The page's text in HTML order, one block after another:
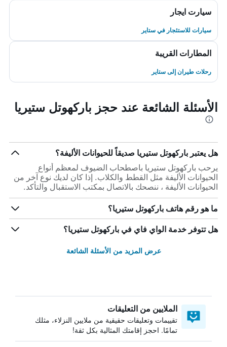
سيارت ايجار
سيارات للاستئجار في ستاير
المطارات القريبة
رحلات طيران إلى ستاير
الأسئلة الشائعة عند حجز باركهوتل ستيريا
هل يعتبر باركهوتل ستيريا صديقاً للحيوانات الأليفة؟
يرحب باركهوتل ستيريا باصطحاب الضيوف لمعظم أنواع
الحيوانات الأليفة مثل القطط والكلاب. إذا كان لديك نوع آخر من
الحيوانات الأليفة ، ننصحك بالاتصال بمكتب الاستقبال والتأكد.
ما هو رقم هاتف باركهوتل ستيريا؟
هل تتوفر خدمة الواي فاي في باركهوتل ستيريا؟
عرض المزيد من الأسئلة الشائعة
الملايين من التعليقات
تقييمات وتعليقات حقيقية من ملايين النزلاء، مثلك
تمامًا. احجز إقامتك المثالية بكل ثقة!